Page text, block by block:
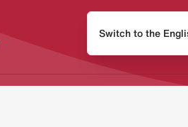
Switch to the